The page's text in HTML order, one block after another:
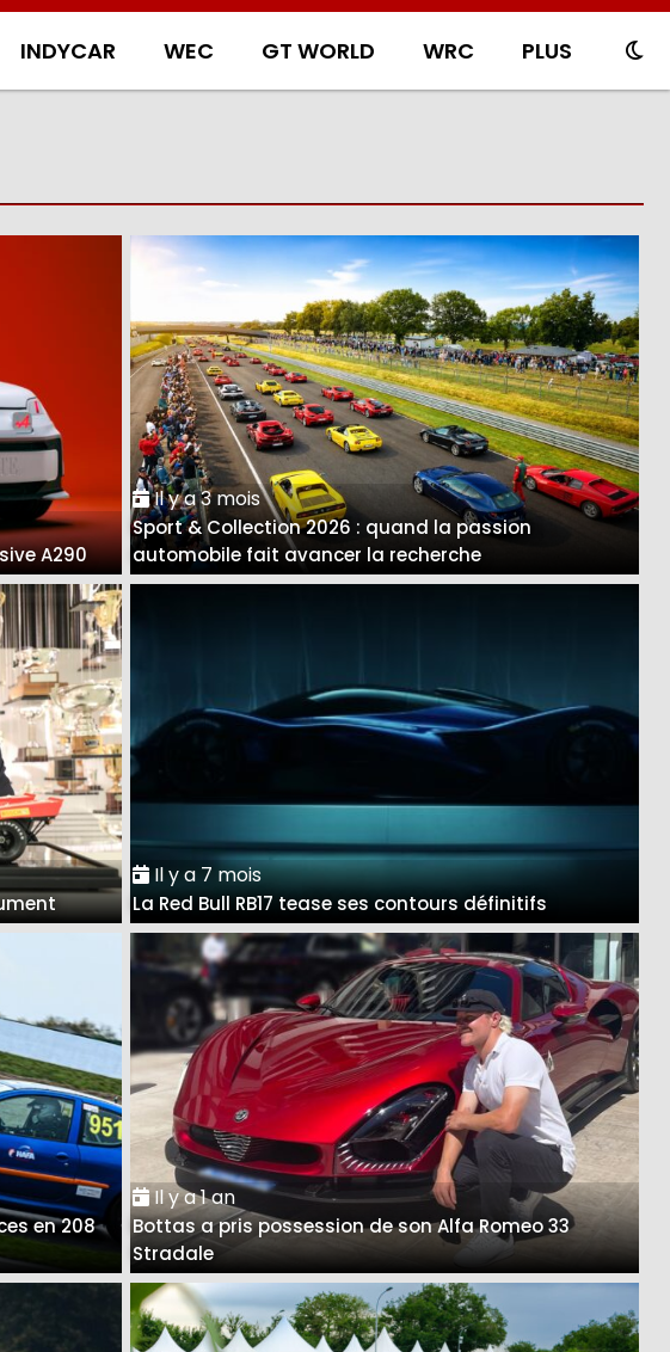
INDYCAR WEC GT WORLD WRC PLUS
A290
Il y a 3 mois
Sport & Collection 2026 : quand la passion
automobile fait avancer la recherche
Il y a 7 mois
La Red Bull RB17 tease ses contours définitifs
en 208
Il y a 1 an
Bottas a pris possession de son Alfa Romeo 33
Stradale